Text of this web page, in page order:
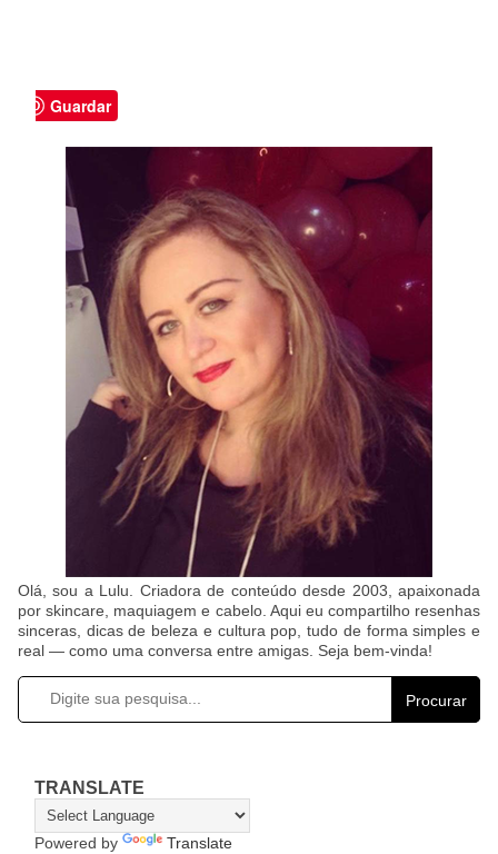
Guardar
Olá, sou a Lulu. Criadora de conteúdo desde 2003, apaixonada
por skincare, maquiagem e cabelo. Aqui eu compartilho resenhas
sinceras, dicas de beleza e cultura pop, tudo de forma simples e
real — como uma conversa entre amigas. Seja bem-vinda!
Procurar
TRANSLATE
Powered by Translate